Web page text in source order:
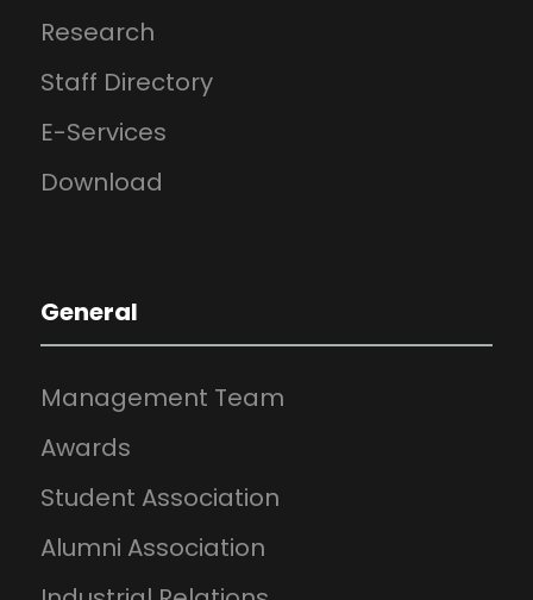
Research
Staff Directory
E-Services
Download
General
Management Team
Awards
Student Association
Alumni Association